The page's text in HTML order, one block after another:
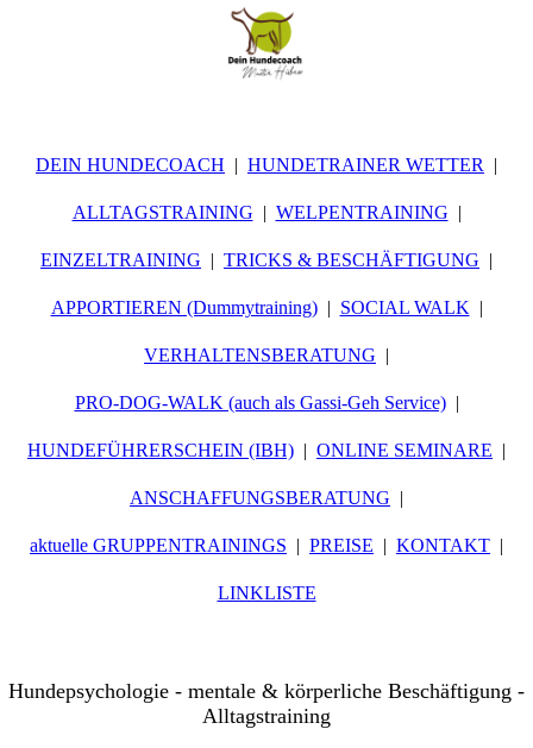
DEIN HUNDECOACH HUNDETRAINER WETTER
ALLTAGSTRAINING WELPENTRAINING
EINZELTRAINING TRICKS & BESCHÄFTIGUNG
APPORTIEREN (Dummytraining) SOCIAL WALK
VERHALTENSBERATUNG
PRO-DOG-WALK (auch als Gassi-Geh Service)
HUNDEFÜHRERSCHEIN (IBH) ONLINE SEMINARE
ANSCHAFFUNGSBERATUNG
aktuelle GRUPPENTRAININGS PREISE KONTAKT
LINKLISTE
Hundepsychologie - mentale & körperliche Beschäftigung -
Alltagstraining